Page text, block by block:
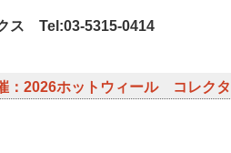
ス Tel:03-5315-0414
ホットウィール コレクタ